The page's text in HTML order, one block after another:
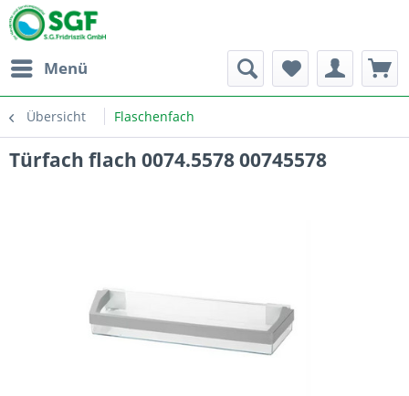
Menü
Übersicht Flaschenfach
Türfach flach 0074.5578 00745578